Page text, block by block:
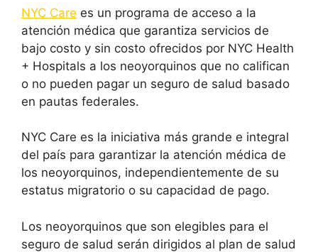
NYC Care es un programa de acceso a la
atención médica que garantiza servicios de
bajo costo y sin costo ofrecidos por NYC Health
+ Hospitals a los neoyorquinos que no califican
o no pueden pagar un seguro de salud basado
en pautas federales.
NYC Care es la iniciativa más grande e integral
del país para garantizar la atención médica de
los neoyorquinos, independientemente de su
estatus migratorio o su capacidad de pago.
Los neoyorquinos que son elegibles para el
seguro de salud serán dirigidos al plan de salud